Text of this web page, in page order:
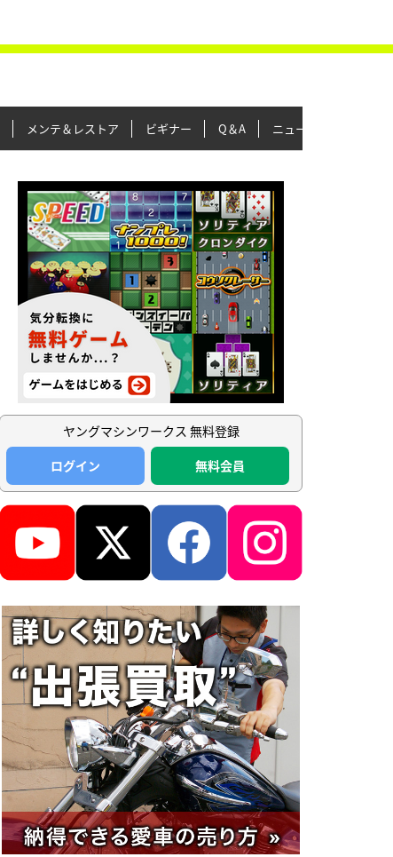
メンテ＆レストア ビギナー Q＆A ニュース＆トピックス
ヤングマシンワークス 無料登録
ログイン
無料会員